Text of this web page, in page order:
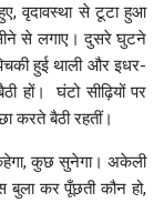
वृदावस्था से टूटा हुआ
से लगाए। दुसरे घुटने
हुई थाली और इधर-
हों। घंटो सीढ़ियों पर
करते बैठी रहतीं।
कुछ सुनेगा। अकेली
कर पूँछती कौन हो,